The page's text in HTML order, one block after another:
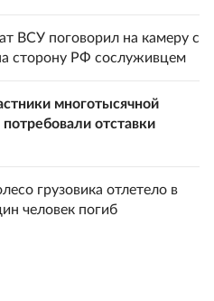
ВСУ поговорил на камеру с
сторону РФ сослуживцем
многотысячной
отставки
грузовика отлетело в
человек погиб